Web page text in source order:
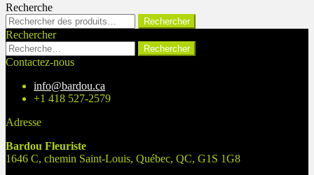
Recherche
Rechercher :
Rechercher
Rechercher
Rechercher :
Contactez-nous
info@bardou.ca
+1 418 527-2579
Adresse
Bardou Fleuriste
1646 C, chemin Saint-Louis, Québec, QC, G1S 1G8